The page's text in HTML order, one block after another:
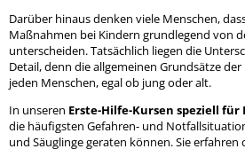
Darüber hinaus denken viele Menschen,
Maßnahmen bei Kindern grundlegend von
unterscheiden. Tatsächlich liegen die
Detail, denn die allgemeinen Grundsätze
jeden Menschen, egal ob jung oder alt.
In unseren Erste-Hilfe-Kursen speziell
die häufigsten Gefahren- und
und Säuglinge geraten können. Sie